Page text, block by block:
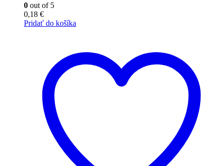
0 out of 5
0,18 €
Pridať do košíka